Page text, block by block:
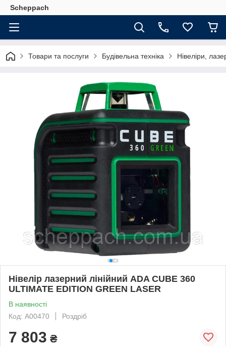
Scheppach
Товари та послуги Будівельна техніка Нівеліри,
Нівелір лазерний лінійний ADA CUBE 360
ULTIMATE EDITION GREEN LASER
В наявності
Код: A00470
Роздріб
7 803 ₴